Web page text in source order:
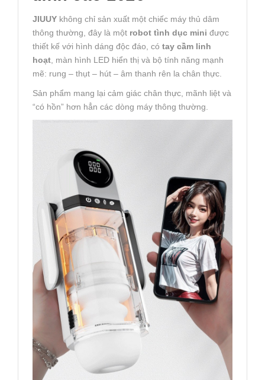
JIUUY không chỉ sản xuất một chiếc máy thủ dâm
thông thường, đây là một robot tình dục mini được
thiết kế với hình dáng độc đáo, có tay cầm linh
hoạt , màn hình LED hiển thị và bộ tính năng mạnh
mẽ: rung – thụt – hút – âm thanh rên la chân thực.
Sản phẩm mang lại cảm giác chân thực, mãnh liệt và
“có hồn” hơn hẳn các dòng máy thông thường.